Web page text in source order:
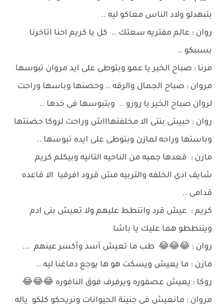
بتبهدلو ولاد الناس معاكو ليه ..
روان : عالم مفتريه سعتك .. كل يا كريم احنا اتاخرنا
بسببكو ..
مرنا : صباح الخير يا عمو وبتوطى على ايد مروان تبوسها
مروان : صباح الجمال والرقه .. وحضنها وباسها وراحت
لروان صباح الخير يا رورو .. وبتبوسها فى خدها ..
روان : حبيبتى بنتى الا مخلفتهاااش وراحت لروكا حضنتها
وباستها وراحه لمازن وبتوطى على ايده تبوسها ..
مازن : قعدها جمبه من الناحيه التانيه وبيكلم كريم
شايف ادى الخلفه والتربيه مش قرود افرقيا الا قاعده
قدامى ..
كريم : عيش قرد واتنطط عليهم ولا تعيش بنى ادم
ويتنططو هما عليك يا باشا
روان : 😂😂😂 طب ما تعيش أسد وأكسر عينهم ...
مازن : ما يعيش ويسكت هو ها يوجع دماغنا ليه ..
روكا : يعيش عصفوره ويرفرف فوق النافوره 😂😂😂
مروان : مانعيش فى جنينة الحيوانات ونريحكو كلكو ياله